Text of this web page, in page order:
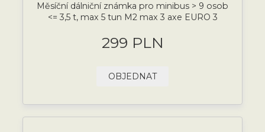
Měsíční dálniční známka pro minibus > 9 osob
<= 3,5 t, max 5 tun M2 max 3 axe EURO 3
299 PLN
OBJEDNAT